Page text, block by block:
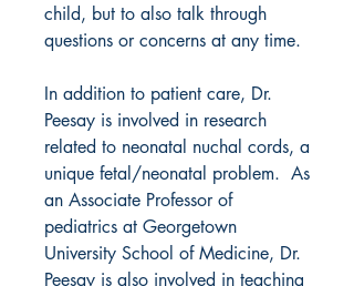
child, but to also talk through
questions or concerns at any time.
In addition to patient care, Dr.
Peesay is involved in research
related to neonatal nuchal cords, a
unique fetal/neonatal problem. As
an Associate Professor of
pediatrics at Georgetown
University School of Medicine, Dr.
Peesay is also involved in teaching